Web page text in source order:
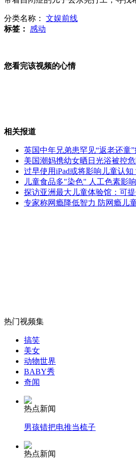
水果忍者营销官谈山寨 薛蛮子翻
梁光烈访问美国西点军校
实拍：女童坠车 父亲紧急跳车
外交部：反对强权政治霸凌主义
外交部：有关国家言论片面不公
安徽一实载49人客车翻车
分类名称： 文娱前线
标签： 感动
您看完该视频的心情
相关报道
英国中年兄弟患罕见“返老还童
美国潮妈携幼女晒日光浴被控
过早使用iPad或将影响儿童认知
儿童食品多"染色" 人工色素影
探访亚洲最大儿童体验馆：可
专家称网瘾降低智力 防网瘾儿
热门视频集
搞笑
美女
动物世界
BABY秀
奇闻
热点新闻
男孩错把电推当梳子
热点新闻